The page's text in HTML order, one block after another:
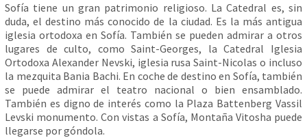
Sofía tiene un gran patrimonio religioso. La Catedral es, sin
duda, el destino más conocido de la ciudad. Es la más antigua
iglesia ortodoxa en Sofía. También se pueden admirar a otros
lugares de culto, como Saint-Georges, la Catedral Iglesia
Ortodoxa Alexander Nevski, iglesia rusa Saint-Nicolas o incluso
la mezquita Bania Bachi. En coche de destino en Sofía, también
se puede admirar el teatro nacional o bien ensamblado.
También es digno de interés como la Plaza Battenberg Vassil
Levski monumento. Con vistas a Sofía, Montaña Vitosha puede
llegarse por góndola.